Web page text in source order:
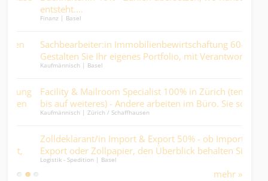
entsteht....
Finanz | Basel
Sachbearbeiter:in Immobilienbewirtschaftung 60–100% -
Gestalten Sie Ihr eigenes Portfolio, mit Verantwortung,
Abwechslung und direktem Kundenkontakt.
Kaufmännisch | Basel
Facility & Mailroom Specialist 100% in Zürich (temporär
bis auf weiteres) - Andere arbeiten im Büro. Sie sorgen
dafür, dass sie es können….
Kaufmännisch | Zürich / Schaffhausen
Zolldeklarant/in Import & Export 50% - ob Import,
Export oder Zollpapier, den Überblick behalten Sie hier..
Logistik - Spedition | Basel
mehr »